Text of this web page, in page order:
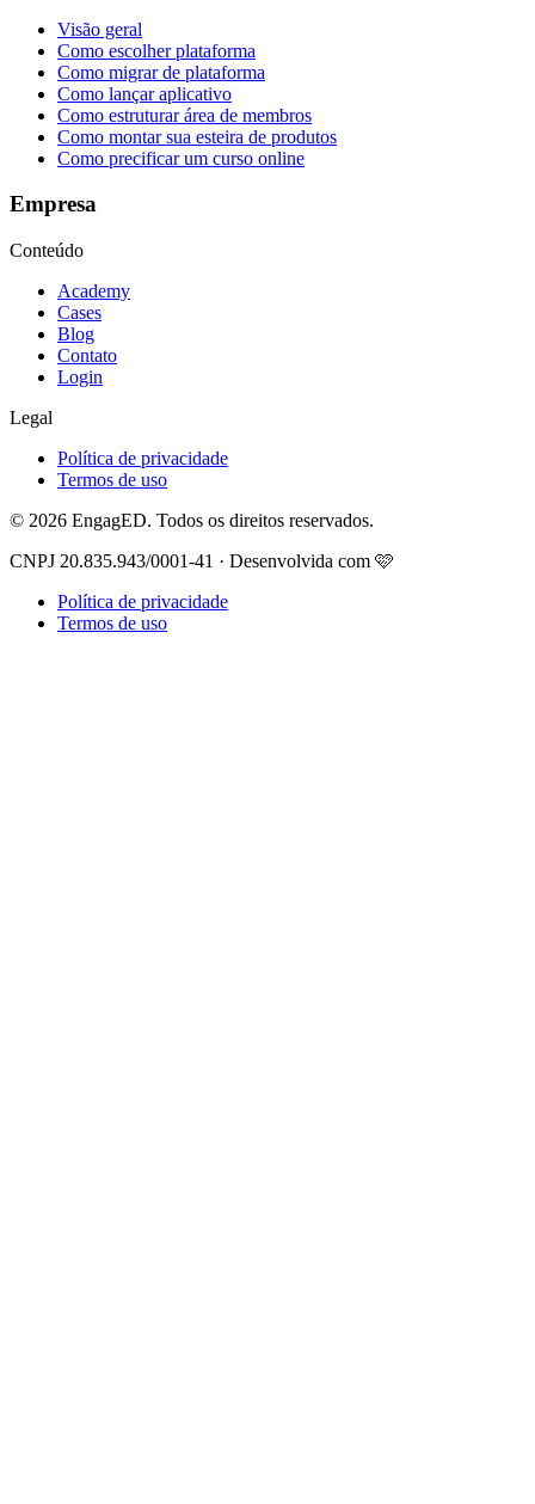
Visão geral
Como escolher plataforma
Como migrar de plataforma
Como lançar aplicativo
Como estruturar área de membros
Como montar sua esteira de produtos
Como precificar um curso online
Empresa
Conteúdo
Academy
Cases
Blog
Contato
Login
Legal
Política de privacidade
Termos de uso
© 2026 EngagED. Todos os direitos reservados.
CNPJ 20.835.943/0001-41 · Desenvolvida com 🩷
Política de privacidade
Termos de uso